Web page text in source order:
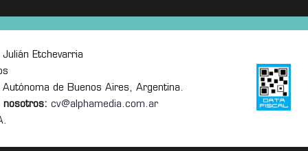
Julián Etchevarria
de Buenos Aires, Argentina.
nosotros: cv@alphamedia.com.ar